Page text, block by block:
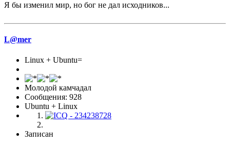
Я бы изменил мир, но бог не дал исходников...
L@mer
Linux + Ubuntu=
Молодой камчадал
Сообщения: 928
Ubuntu + Linux
Записан